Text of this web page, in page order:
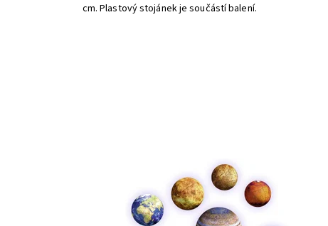
cm. Plastový stojánek je součástí balení.
Sestav si svůj vlastní model Sluneční soustavy!
Dostupnost:
Skladem2
4449